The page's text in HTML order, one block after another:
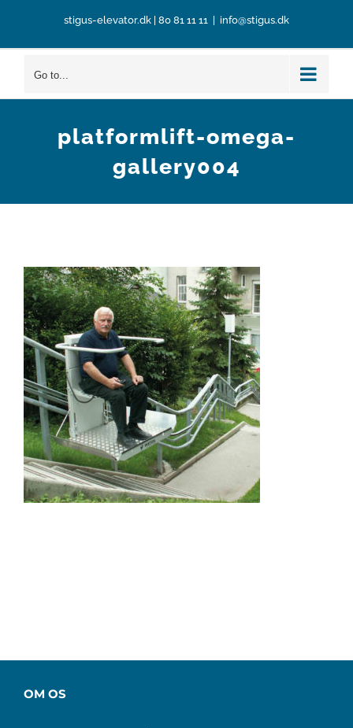
content
stigus-elevator.dk 80 81 11 11 info@stigus.dk
Go to...
platformlift-omega-
gallery004
OM OS